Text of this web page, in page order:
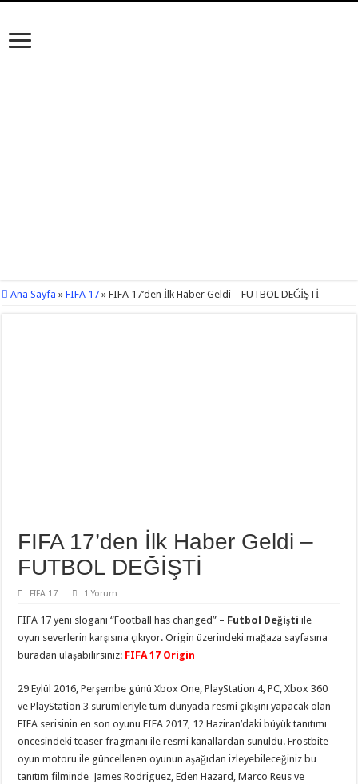
Ana Sayfa » FIFA 17 » FIFA 17’den İlk Haber Geldi – FUTBOL DEĞİŞTİ
FIFA 17’den İlk Haber Geldi –
FUTBOL DEĞİŞTİ
FIFA 17 1 Yorum
FIFA 17 yeni sloganı “Football has changed” – Futbol Değişti ile
oyun severlerin karşısına çıkıyor. Origin üzerindeki mağaza sayfasına
buradan ulaşabilirsiniz: FIFA 17 Origin
29 Eylül 2016, Perşembe günü Xbox One, PlayStation 4, PC, Xbox 360
ve PlayStation 3 sürümleriyle tüm dünyada resmi çıkışını yapacak olan
FIFA serisinin en son oyunu FIFA 2017, 12 Haziran’daki büyük tanıtımı
öncesindeki teaser fragmanı ile resmi kanallardan sunuldu. Frostbite
oyun motoru ile güncellenen oyunun aşağıdan izleyebileceğiniz bu
tanıtım filminde James Rodriguez, Eden Hazard, Marco Reus ve